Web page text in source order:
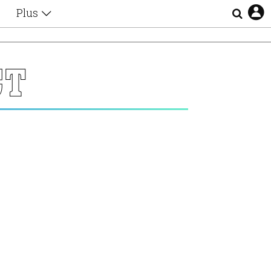
Plus
Αφιερώματα
Ζώδια